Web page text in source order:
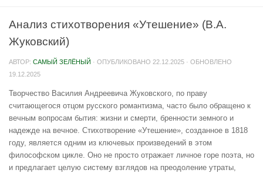
Анализ стихотворения «Утешение» (В.А.
Жуковский)
АВТОР: САМЫЙ ЗЕЛЁНЫЙ · ОПУБЛИКОВАНО 22.12.2025 · ОБНОВЛЕНО
19.12.2025
Творчество Василия Андреевича Жуковского, по праву
считающегося отцом русского романтизма, часто было обращено к
вечным вопросам бытия: жизни и смерти, бренности земного и
надежде на вечное. Стихотворение «Утешение», созданное в 1818
году, является одним из ключевых произведений в этом
философском цикле. Оно не просто отражает личное горе поэта, но
и предлагает целую систему взглядов на преодоление утраты,